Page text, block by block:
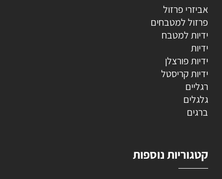
אביזרי פרזול
פרזול למטבחים
ידיות למטבח
ידיות
ידיות פורצלן
ידיות קריסטל
רגליים
גלגלים
ברגים
קטגוריות נוספות